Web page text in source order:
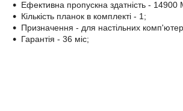
Ефективна пропускна здатність - 14900
Кількість планок в комплекті - 1;
Призначення - для настільних
Гарантія - 36 міс;